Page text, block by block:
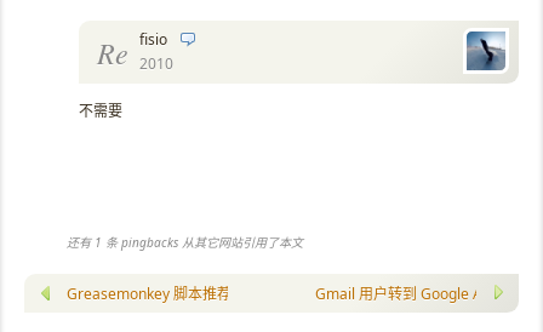
Re fisio
2010
不需要
还有 1 条 pingbacks 从其它网站引用了本文
Greasemonkey 脚本推荐：在任何填邮箱的地方自动提示 Gmail 联系人
Gmail 用户转到 Google Apps 的几